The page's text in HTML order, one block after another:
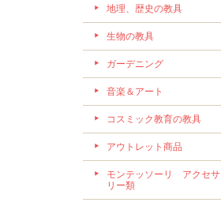
地理、歴史の教具
生物の教具
ガーデニング
音楽＆アート
コスミック教育の教具
アウトレット商品
モンテッソーリ アクセサ
リー類